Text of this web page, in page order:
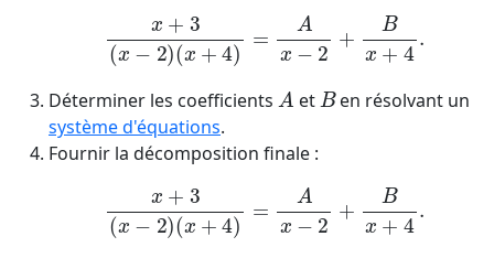
+3 x − x− 4.
Déterminer les coefficients
A
et
B
en résolvant un
système d'équations.
Fournir la décomposition finale :
+3 x − x− 4.